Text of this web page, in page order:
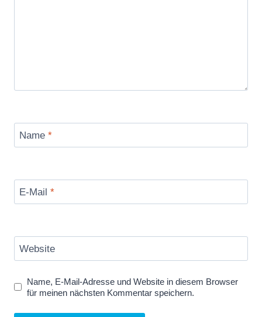
Name *
E-Mail *
Website
Name, E-Mail-Adresse und Website in diesem Browser
für meinen nächsten Kommentar speichern.